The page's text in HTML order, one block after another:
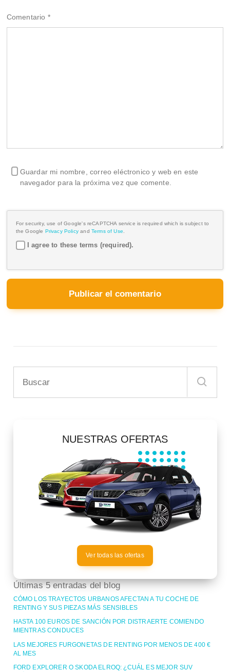
Comentario *
Guardar mi nombre, correo eléctronico y web en este
navegador para la próxima vez que comente.
For security, use of Google's reCAPTCHA service is required which is subject to
the Google Privacy Policy and Terms of Use.
I agree to these terms (required).
NUESTRAS OFERTAS
Ver todas las ofertas
Últimas 5 entradas del blog
CÓMO LOS TRAYECTOS URBANOS AFECTAN A TU COCHE DE
RENTING Y SUS PIEZAS MÁS SENSIBLES
HASTA 100 EUROS DE SANCIÓN POR DISTRAERTE COMIENDO
MIENTRAS CONDUCES
LAS MEJORES FURGONETAS DE RENTING POR MENOS DE 400 €
AL MES
FORD EXPLORER O SKODA ELROQ: ¿CUÁL ES MEJOR SUV